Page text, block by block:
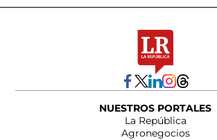
NUESTROS PORTALES
La República
Agronegocios